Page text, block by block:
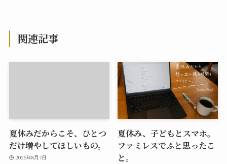
関連記事
夏休みだからこそ、ひとつ
だけ増やしてほしいもの。
2026年8月7日
夏休み、子どもとスマホ。
ファミレスでふと思ったこ
と。